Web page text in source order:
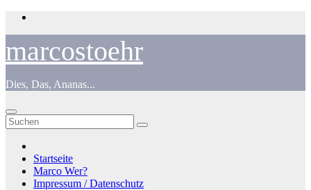
Zum
marcostoehr
Dies, Das, Ananas...
Startseite
Marco Wer?
Impressum / Datenschutz